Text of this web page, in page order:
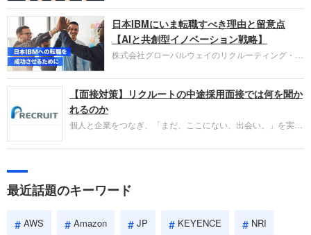
圧倒的な存在感を持つAmazon。中途採用面接では
過去の具体的な業務成果やリーダーシップの発揮、
失敗からの学びが重視され、人間性やカルチャーフ
ィットも評価対象となり、長期的に成長できる仲間
であるかを多角的に審査されます。
日本IBMにいま転職すべき理由と留意点
【AIと共創型イノベーション戦略】
株式会社グローバルウェイのリクルーティング・パ
パーソンが利用する企業口コミサイト「キャリコ
ネ」の転職エージェントがお勧めするイチオシ企業
IBMです。採用面接対策の企業研究にご活用くださ
い。
【面接対策】リクルートの中途採用面接では何を聞か
れるのか
個人と企業をつなぎ、「まだ、ここにない、出会い。」を実現
やこれまでの成果を具体的に問われるほか、「人間性」も評価
しょう。
最近話題のキーワード
AWS Amazon JP KEYENCE NRI